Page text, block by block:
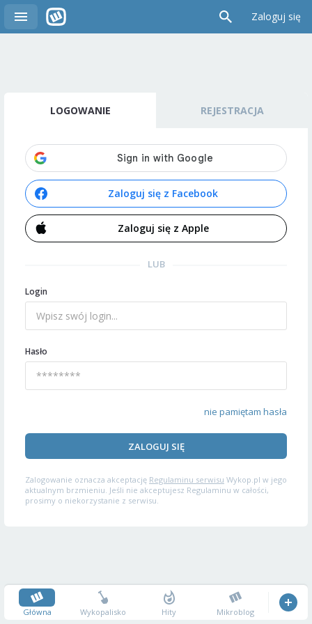
Zaloguj się
LOGOWANIE REJESTRACJA
Zaloguj się z Facebook
Zaloguj się z Apple
LUB
Login
Hasło
nie pamiętam hasła
ZALOGUJ SIĘ
Zalogowanie oznacza akceptację Regulaminu serwisu Wykop.pl w jego
aktualnym brzmieniu. Jeśli nie akceptujesz Regulaminu w całości,
prosimy o niekorzystanie z serwisu.
Główna Wykopalisko Hity Mikroblog